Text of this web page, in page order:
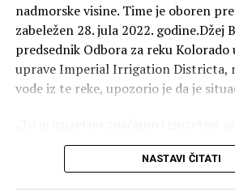
nadmorske visine. Time je oboren
zabeležen 28. jula 2022. godine.Džej
predsednik Odbora za reku
uprave Imperial Irrigation Districta,
vode iz te reke, upozorio je da je
tri četvrtine stanovništva sliva reke
oko 30 miliona ljudi, direktno je
NASTAVI ČITATI